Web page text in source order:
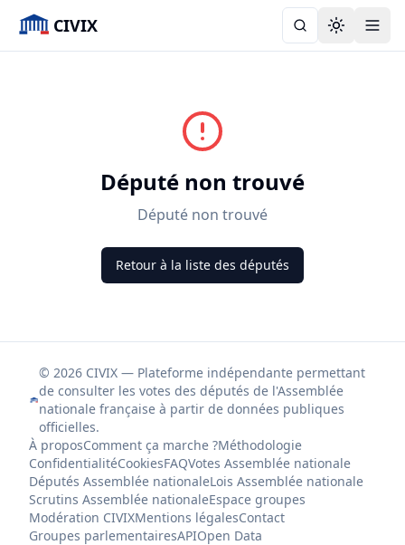
CIVIX Toggle
Député non trouvé
Député non trouvé
Retour à la liste des députés
© 2026 CIVIX — Plateforme indépendante permettant
de consulter les votes des députés de l'Assemblée
nationale française à partir de données publiques
officielles.
À proposComment ça marche ?Méthodologie
ConfidentialitéCookiesFAQVotes Assemblée nationale
Députés Assemblée nationaleLois Assemblée nationale
Scrutins Assemblée nationaleEspace groupes
Modération CIVIXMentions légalesContact
Groupes parlementairesAPIOpen Data